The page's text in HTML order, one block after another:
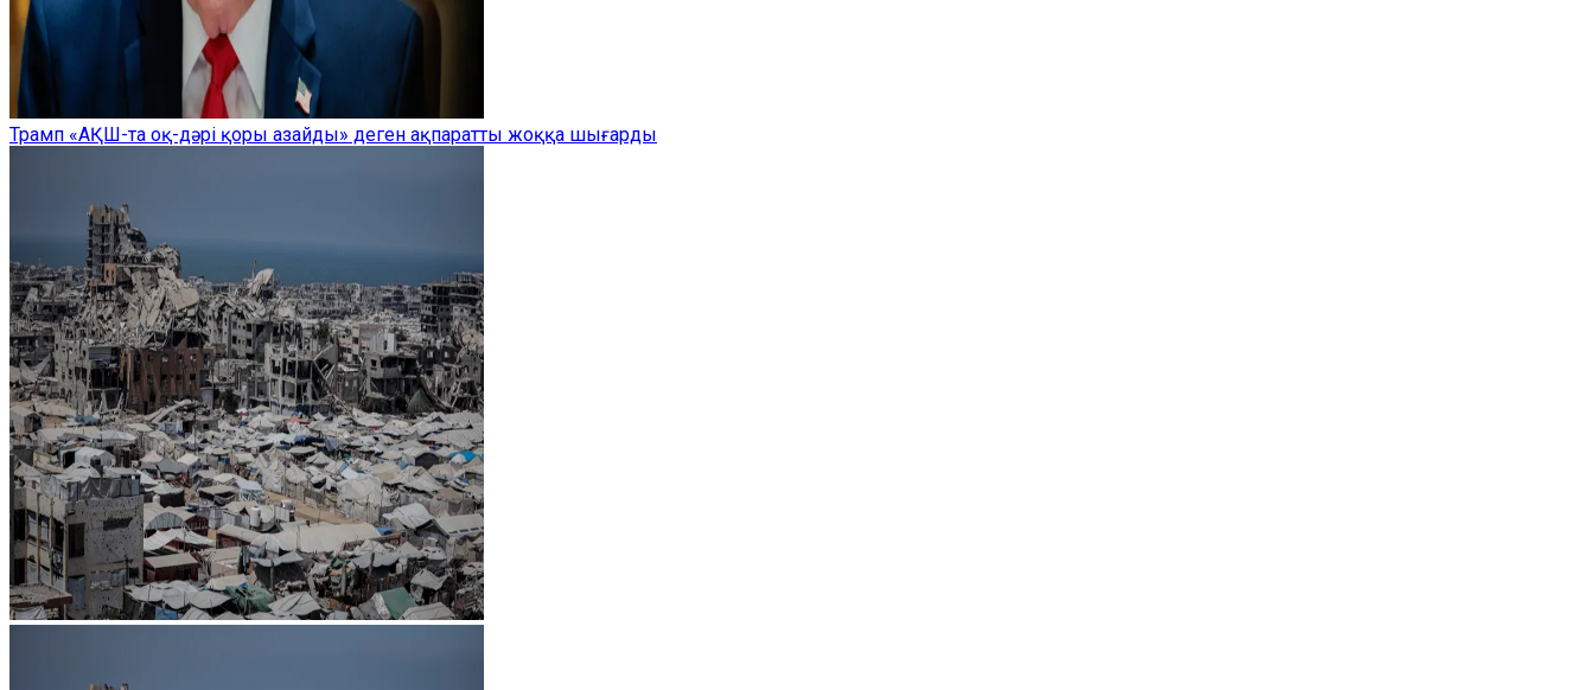
Трамп «АҚШ-та оқ-дәрі қоры азайды» деген ақпаратты жоққа шығарды